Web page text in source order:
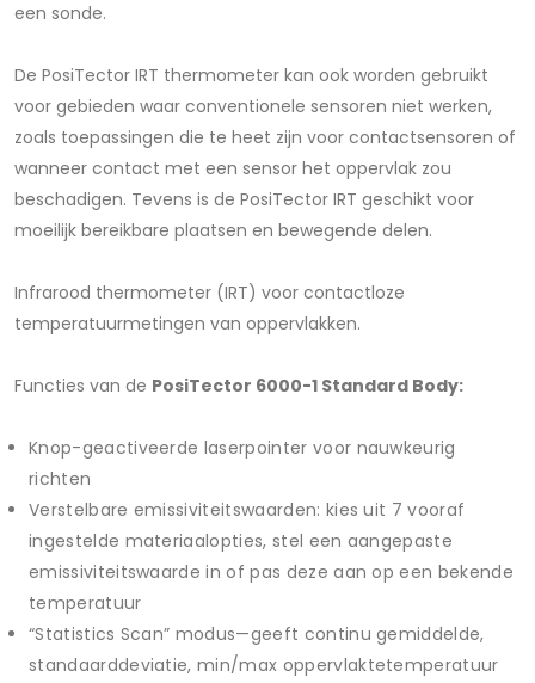
een sonde.
De PosiTector IRT thermometer kan ook worden gebruikt
voor gebieden waar conventionele sensoren niet werken,
zoals toepassingen die te heet zijn voor contactsensoren of
wanneer contact met een sensor het oppervlak zou
beschadigen. Tevens is de PosiTector IRT geschikt voor
moeilijk bereikbare plaatsen en bewegende delen.
Infrarood thermometer (IRT) voor contactloze
temperatuurmetingen van oppervlakken.
Functies van de PosiTector 6000-1 Standard Body:
Knop-geactiveerde laserpointer voor nauwkeurig
richten
Verstelbare emissiviteitswaarden: kies uit 7 vooraf
ingestelde materiaalopties, stel een aangepaste
emissiviteitswaarde in of pas deze aan op een bekende
temperatuur
“Statistics Scan” modus—geeft continu gemiddelde,
standaarddeviatie, min/max oppervlaktetemperatuur